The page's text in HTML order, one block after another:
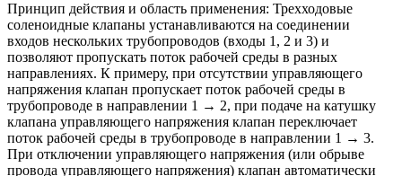
Принцип действия и область применения: Трехходовые
соленоидные клапаны устанавливаются на соединении
входов нескольких трубопроводов (входы 1, 2 и 3) и
позволяют пропускать поток рабочей среды в разных
направлениях. К примеру, при отсутствии управляющего
напряжения клапан пропускает поток рабочей среды в
трубопроводе в направлении 1 → 2, при подаче на катушку
клапана управляющего напряжения клапан переключает
поток рабочей среды в трубопроводе в направлении 1 → 3.
При отключении управляющего напряжения (или обрыве
провода управляющего напряжения) клапан автоматически